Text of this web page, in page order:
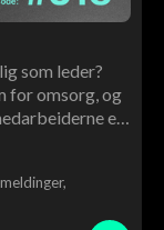
som leder?
for omsorg, og
en
relasjoner og